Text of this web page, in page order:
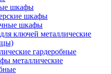
шкафы
шкафы
шкафы
ключей металлические
гардеробные
металлические